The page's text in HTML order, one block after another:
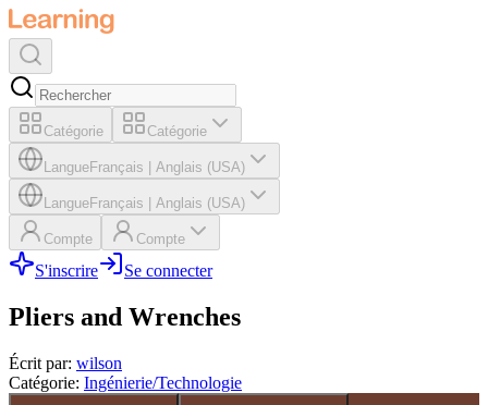
Catégorie Catégorie
LangueFrançais Anglais (USA)
LangueFrançais Anglais (USA)
Compte Compte
S'inscrire Se connecter
Pliers and Wrenches
Écrit par: wilson
Catégorie: Ingénierie/Technologie